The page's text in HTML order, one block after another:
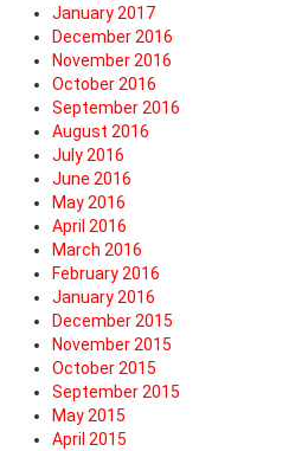
January 2017
December 2016
November 2016
October 2016
September 2016
August 2016
July 2016
June 2016
May 2016
April 2016
March 2016
February 2016
January 2016
December 2015
November 2015
October 2015
September 2015
May 2015
April 2015